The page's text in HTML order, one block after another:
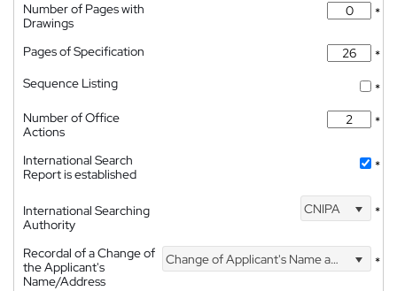
Number of Pages with
Drawings
*
Pages of Specification
*
Sequence Listing
*
Number of Office
Actions
*
International Search
Report is established
*
International Searching
Authority
CNIPA *
Recordal of a Change of
the Applicant's
Name/Address
Change of Applicant's Name and Address *